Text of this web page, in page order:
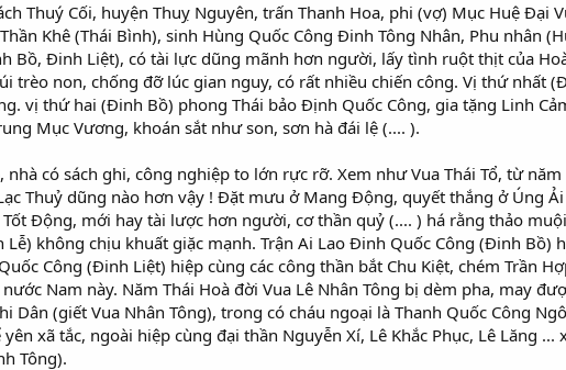
Thuý Cối, huyện Thuỵ Nguyên, trấn Thanh Hoa, phi (vợ) Mục Huệ
Khê (Thái Bình), sinh Hùng Quốc Công Đinh Tông Nhân, Phu nhân
Bồ, Đinh Liệt), có tài lực dũng mãnh hơn người, lấy tình ruột thịt của
trèo non, chống đỡ lúc gian nguy, có rất nhiều chiến công. Vị thứ nhất
vị thứ hai (Đinh Bồ) phong Thái bảo Định Quốc Công, gia tặng Linh
Mục Vương, khoán sắt như son, sơn hà đái lệ (.... ).
nhà có sách ghi, công nghiệp to lớn rực rỡ. Xem như Vua Thái Tổ, từ
Thuỷ dũng nào hơn vậy ! Đặt mưu ở Mang Động, quyết thắng ở Úng
Tốt Động, mới hay tài lược hơn người, cơ thần quỷ (.... ) há rằng thảo
Lễ) không chịu khuất giặc mạnh. Trận Ai Lao Đinh Quốc Công (Đinh
Công (Đinh Liệt) hiệp cùng các công thần bắt Chu Kiệt, chém Trần
Nam này. Năm Thái Hoà đời Vua Lê Nhân Tông bị dèm pha, may
Dân (giết Vua Nhân Tông), trong có cháu ngoại là Thanh Quốc Công
xã tắc, ngoài hiệp cùng đại thần Nguyễn Xí, Lê Khắc Phục, Lê Lăng
Tông).